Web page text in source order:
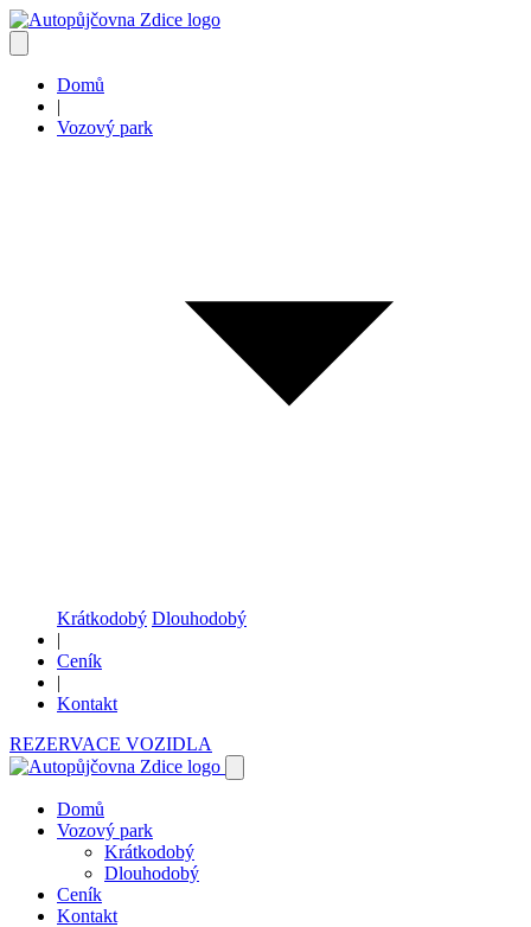
Domů
|
Vozový park
Krátkodobý Dlouhodobý
|
Ceník
|
Kontakt
REZERVACE VOZIDLA
Domů
Vozový park
Krátkodobý
Dlouhodobý
Ceník
Kontakt